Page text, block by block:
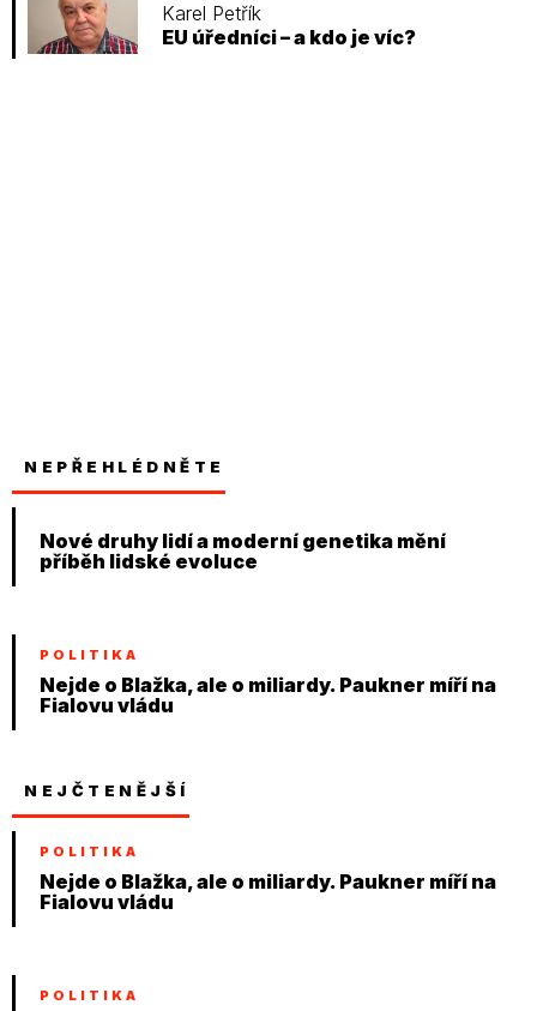
Karel Petřík
EU úředníci – a kdo je víc?
NEPŘEHLÉDNĚTE
Nové druhy lidí a moderní genetika mění
příběh lidské evoluce
POLITIKA
Nejde o Blažka, ale o miliardy. Paukner míří na
Fialovu vládu
NEJČTENĚJŠÍ
POLITIKA
Nejde o Blažka, ale o miliardy. Paukner míří na
Fialovu vládu
POLITIKA